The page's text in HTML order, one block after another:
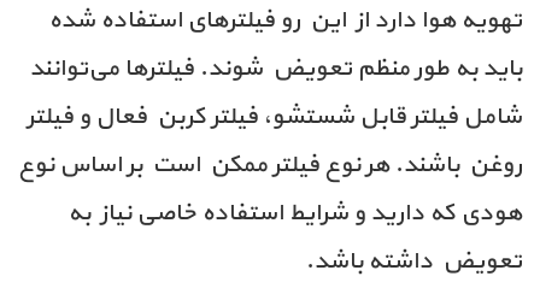
تهویه هوا دارد از این رو فیلترهای استفاده شده
باید به طور منظم تعویض شوند. فیلترها می‌توانند
شامل فیلتر قابل شستشو، فیلتر کربن فعال و فیلتر
روغن باشند. هر نوع فیلتر ممکن است بر اساس نوع
هودی که دارید و شرایط استفاده خاصی نیاز به
تعویض داشته باشد.